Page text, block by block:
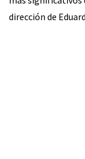
dirección de